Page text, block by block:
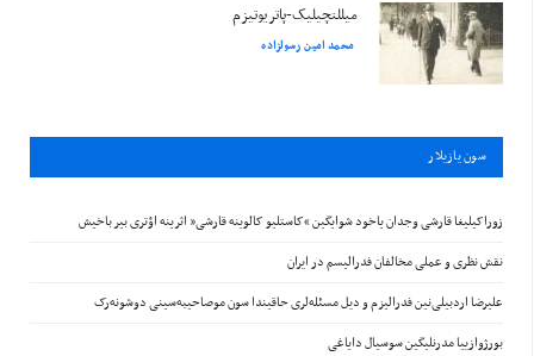
میللتچیلیک-پاتریوتیزم
محمد امین رسولزاده
سون يازيلار
زوراکیلیغا قارشی وجدان یاخود شوایگین “کاستلیو کالوینه قارشی” اثرینه اؤتری بیر باخیش
نقش نظری و عملی مخالفان فدرالیسم در ایران
علیرضا اردبیلی‌نین فدرالیزم و دیل مسئله‌لری حاقیندا سون موصاحیبه‌سینی دوشونه‌رک
بورژوازییا مدرنلیگین سوسیال دایاغی